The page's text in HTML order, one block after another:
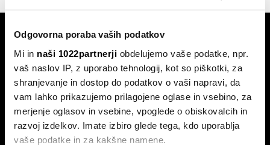
Odgovorna poraba vaših podatkov
Mi in naši 1022partnerji obdelujemo vaše podatke, npr.
vaš naslov IP, z uporabo tehnologij, kot so piškotki, za
shranjevanje in dostop do podatkov o vaši napravi, da
vam lahko prikazujemo prilagojene oglase in vsebino, za
merjenje oglasov in vsebine, vpoglede o obiskovalcih in
razvoj izdelkov. Imate izbiro glede tega, kdo uporablja
vaše podatke in za kakšne namene.
Naročite se na e-
pismo